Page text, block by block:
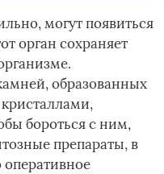
могут появиться
орган сохраняет
образованных
бороться с ним,
препараты, в
оперативное